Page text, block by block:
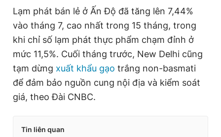
Lạm phát bán lẻ ở Ấn Độ đã tăng lên 7,44%
vào tháng 7, cao nhất trong 15 tháng, trong
khi chỉ số lạm phát thực phẩm chạm đỉnh ở
mức 11,5%. Cuối tháng trước, New Delhi cũng
tạm dừng xuất khẩu gạo trắng non-basmati
để đảm bảo nguồn cung nội địa và kiểm soát
giá, theo Đài CNBC.
Tin liên quan